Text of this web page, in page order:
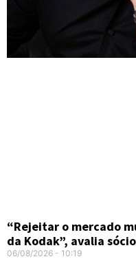
“Rejeitar o mercado
da Kodak”, avalia
06/08/2026 10:19